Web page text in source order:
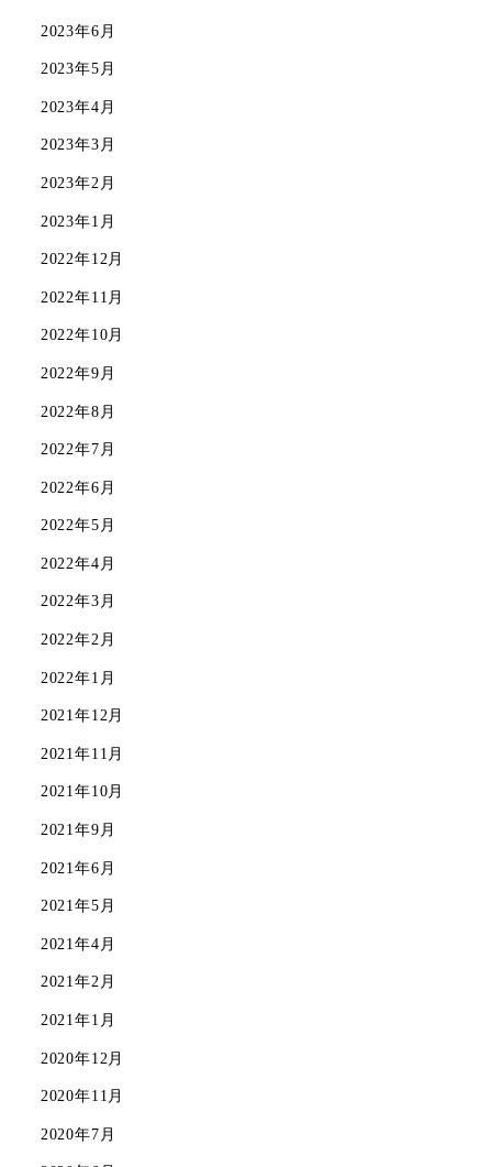
2023年6月
2023年5月
2023年4月
2023年3月
2023年2月
2023年1月
2022年12月
2022年11月
2022年10月
2022年9月
2022年8月
2022年7月
2022年6月
2022年5月
2022年4月
2022年3月
2022年2月
2022年1月
2021年12月
2021年11月
2021年10月
2021年9月
2021年6月
2021年5月
2021年4月
2021年2月
2021年1月
2020年12月
2020年11月
2020年7月